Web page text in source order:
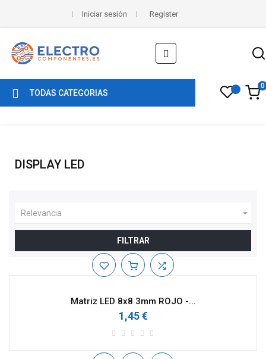
Iniciar sesión Register
Navegación
de
palanca
☰
TODAS CATEGORIAS
0
DISPLAY LED
Relevancia 
FILTRAR
Matriz LED 8x8 3mm ROJO -...
1,45 €